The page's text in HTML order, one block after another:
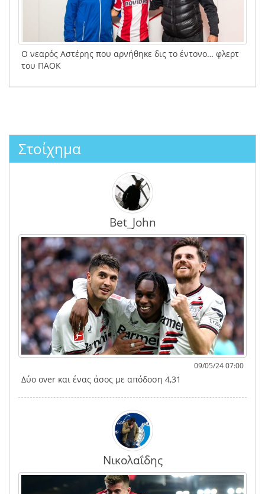
Ο νεαρός Αστέρης που αρνήθηκε δις το έντονο… φλερτ
του ΠΑΟΚ
Στοίχημα
Bet_John
09/05/24 07:00
Δύο over και ένας άσος με απόδοση 4,31
Νικολαΐδης